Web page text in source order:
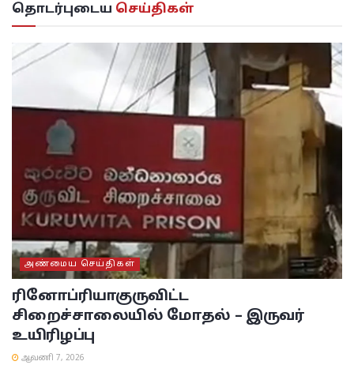
தொடர்புடைய செய்திகள்
அண்மைய செய்திகள்
ரினோப்ரியாகுருவிட்ட
சிறைச்சாலையில் மோதல் – இருவர்
உயிரிழப்பு
ஆவணி 7, 2026